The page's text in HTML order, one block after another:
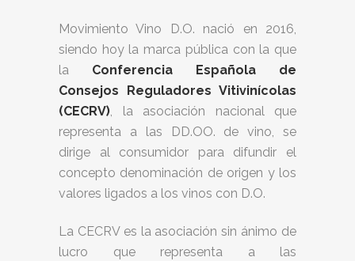
Movimiento Vino D.O. nació en 2016,
siendo hoy la marca pública con la que
la Conferencia Española de
Consejos Reguladores Vitivinícolas
(CECRV), la asociación nacional que
representa a las DD.OO. de vino, se
dirige al consumidor para difundir el
concepto denominación de origen y los
valores ligados a los vinos con D.O.
La CECRV es la asociación sin ánimo de
lucro que representa a las